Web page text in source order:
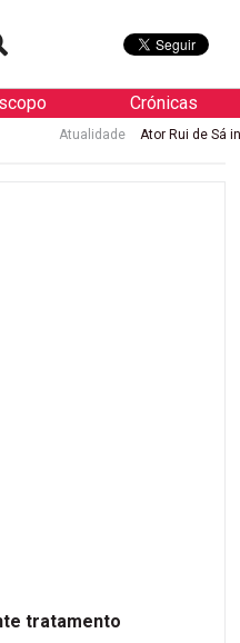
Crónicas
Atualidade Ator Rui de Sá
tratamento